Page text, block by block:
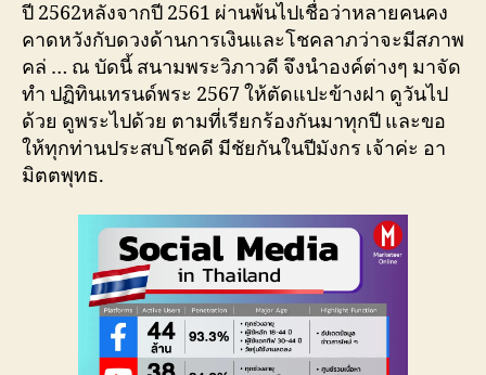
ปี 2562หลังจากปี 2561 ผ่านพ้นไปเชื่อว่าหลายคนคง
คาดหวังกับดวงด้านการเงินและโชคลาภว่าจะมีสภาพ
คล่ … ณ บัดนี้ สนามพระวิภาวดี จึงนำองค์ต่างๆ มาจัด
ทำ ปฏิทินเทรนด์พระ 2567 ให้ตัดแปะข้างฝา ดูวันไป
ด้วย ดูพระไปด้วย ตามที่เรียกร้องกันมาทุกปี และขอ
ให้ทุกท่านประสบโชคดี มีชัยกันในปีมังกร เจ้าค่ะ อา
มิตตพุทธ.